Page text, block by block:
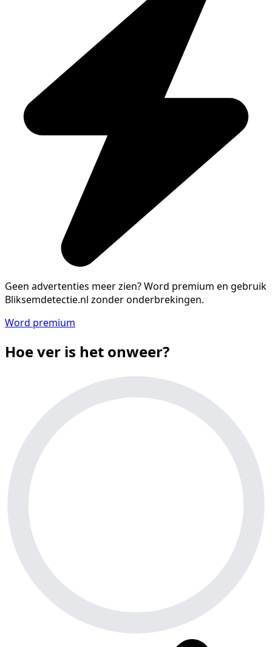
Geen advertenties meer zien?Word premium en gebruik
Bliksemdetectie.nl zonder onderbrekingen.
Word premium
Hoe ver is het onweer?